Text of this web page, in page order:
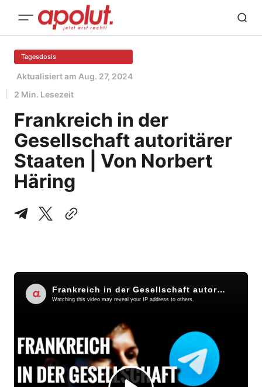
Tagesdosis
Aktualisiert am Aug. 27, 2024
2 Min. Lesezeit
Frankreich in der
Gesellschaft autoritärer
Staaten | Von Norbert
Häring